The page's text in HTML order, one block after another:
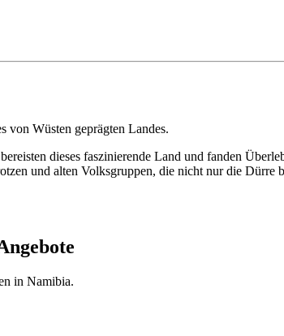
von Wüsten geprägten Landes.
dieses faszinierende Land und fanden
und alten Volksgruppen, die nicht nur die Dürre
in Namibia.